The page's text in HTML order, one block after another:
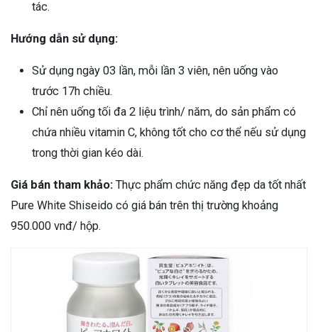
tác.
Hướng dẫn sử dụng:
Sử dụng ngày 03 lần, mỗi lần 3 viên, nên uống vào
trước 17h chiều.
Chỉ nên uống tối đa 2 liệu trình/ năm, do sản phẩm có
chứa nhiều vitamin C, không tốt cho cơ thể nếu sử dụng
trong thời gian kéo dài.
Giá bán tham khảo: Thực phẩm chức năng đẹp da tốt nhất
Pure White Shiseido có giá bán trên thị trường khoảng
950.000 vnđ/ hộp.